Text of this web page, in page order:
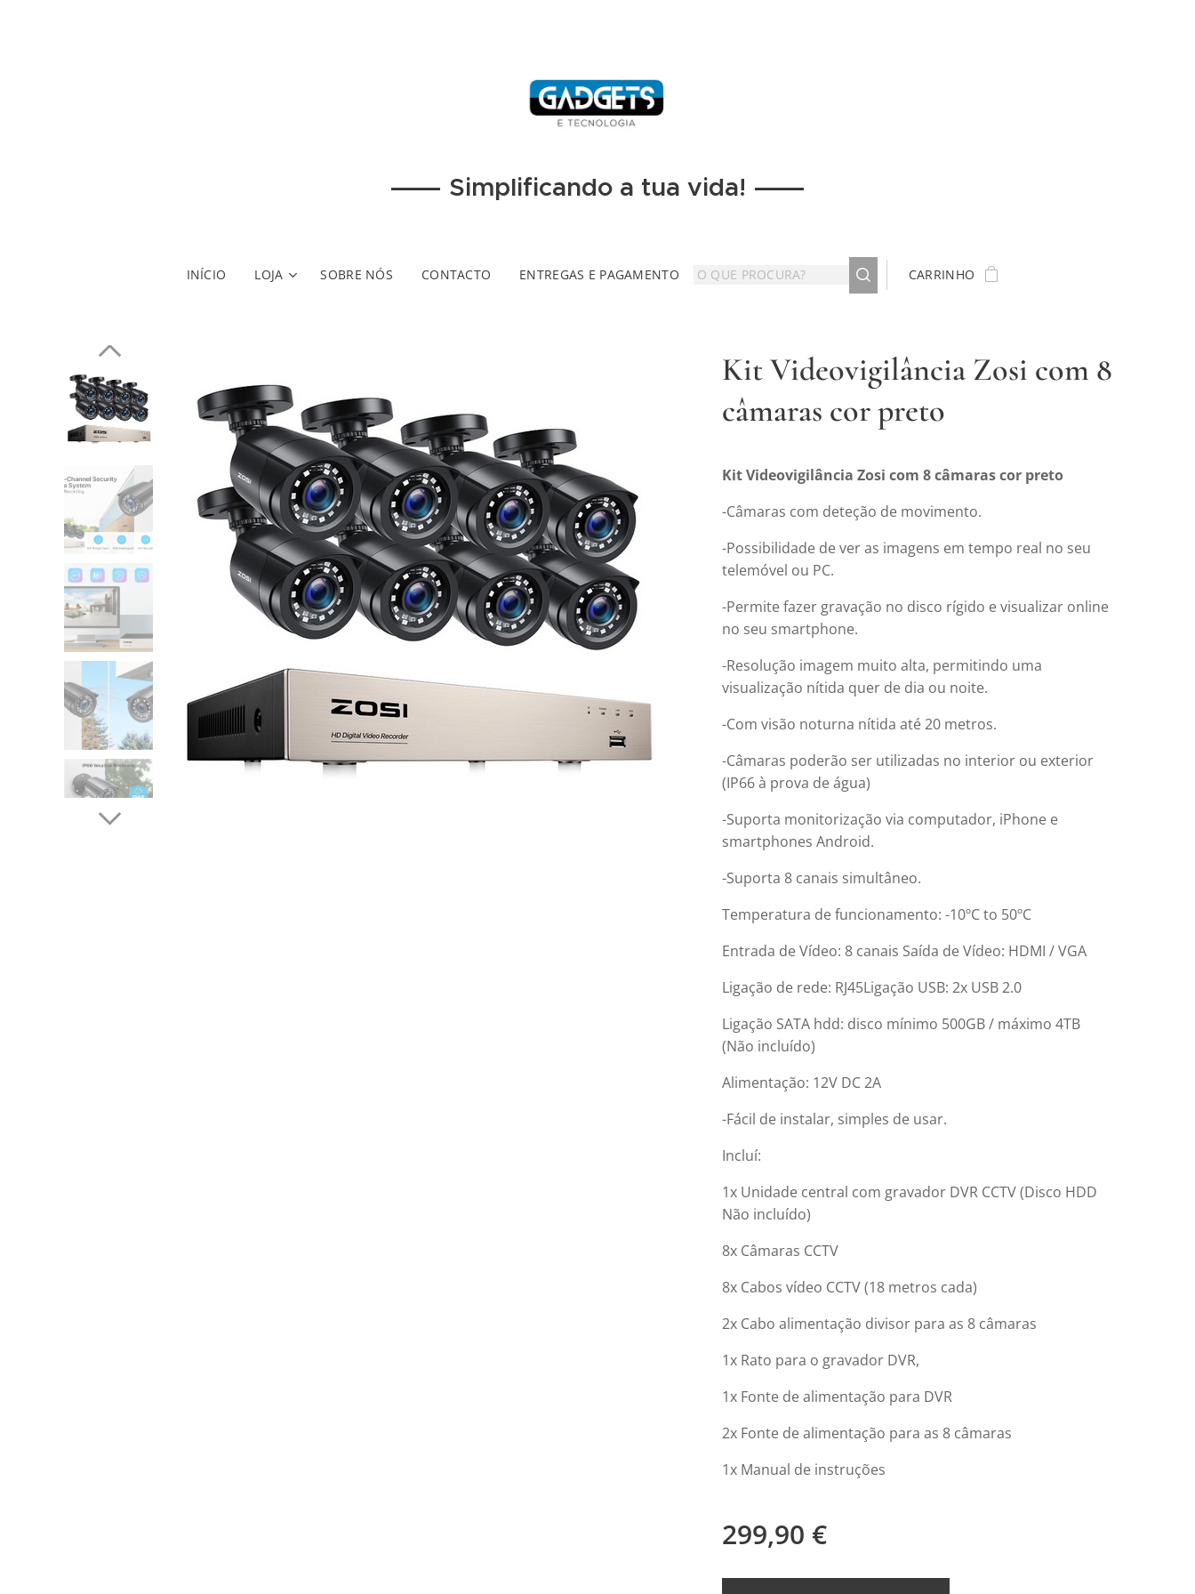
Simplificando a tua vida!
INÍCIO LOJA SOBRE NÓS CONTACTO ENTREGAS E PAGAMENTO CARRINHO
Kit Videovigilância Zosi com 8
câmaras cor preto
Kit Videovigilância Zosi com 8 câmaras cor preto
-Câmaras com deteção de movimento.
-Possibilidade de ver as imagens em tempo real no seu
telemóvel ou PC.
-Permite fazer gravação no disco rígido e visualizar online
no seu smartphone.
-Resolução imagem muito alta, permitindo uma
visualização nítida quer de dia ou noite.
-Com visão noturna nítida até 20 metros.
-Câmaras poderão ser utilizadas no interior ou exterior
(IP66 à prova de água)
-Suporta monitorização via computador, iPhone e
smartphones Android.
-Suporta 8 canais simultâneo.
Temperatura de funcionamento: -10ºC to 50ºC
Entrada de Vídeo: 8 canais Saída de Vídeo: HDMI / VGA
Ligação de rede: RJ45Ligação USB: 2x USB 2.0
Ligação SATA hdd: disco mínimo 500GB / máximo 4TB
(Não incluído)
Alimentação: 12V DC 2A
-Fácil de instalar, simples de usar.
Incluí:
1x Unidade central com gravador DVR CCTV (Disco HDD
Não incluído)
8x Câmaras CCTV
8x Cabos vídeo CCTV (18 metros cada)
2x Cabo alimentação divisor para as 8 câmaras
1x Rato para o gravador DVR,
1x Fonte de alimentação para DVR
2x Fonte de alimentação para as 8 câmaras
1x Manual de instruções
299,90 €